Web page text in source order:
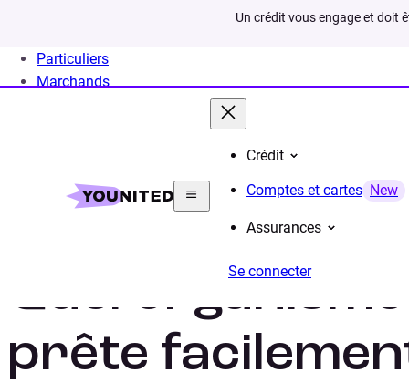
Un crédit vous engage et doit
Particuliers
Marchands
Crédit
Comptes et cartes New
Assurances
Se connecter
Home Crédit Consommation
Quel
prête